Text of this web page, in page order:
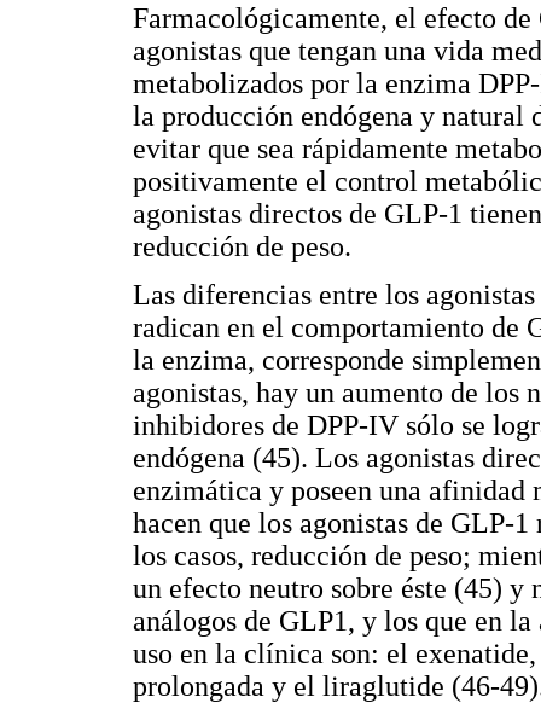
Farmacológicamente, el efecto
agonistas que tengan una vida
metabolizados por la enzima
la producción endógena y natural
evitar que sea rápidamente
positivamente el control
agonistas directos de GLP-1
reducción de peso.
Las diferencias entre los
radican en el comportamiento de
la enzima, corresponde
agonistas, hay un aumento de los
inhibidores de DPP-IV sólo se
endógena (45). Los agonistas
enzimática y poseen una afinidad
hacen que los agonistas de GLP-
los casos, reducción de peso;
un efecto neutro sobre éste (45)
análogos de GLP1, y los que en
uso en la clínica son: el
prolongada y el liraglutide (46-